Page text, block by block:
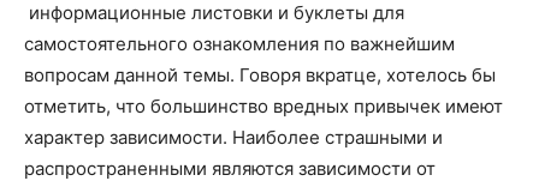
информационные листовки и буклеты для
самостоятельного ознакомления по важнейшим
вопросам данной темы. Говоря вкратце, хотелось бы
отметить, что большинство вредных привычек имеют
характер зависимости. Наиболее страшными и
распространенными являются зависимости от